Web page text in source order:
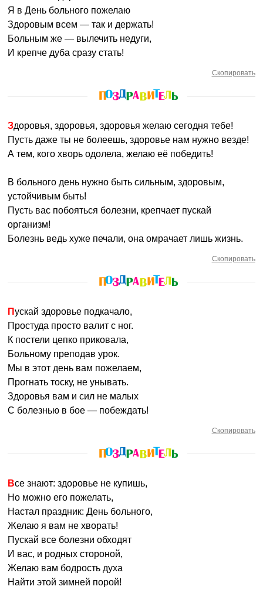
Я в День больного пожелаю
Здоровым всем — так и держать!
Больным же — вылечить недуги,
И крепче дуба сразу стать!
Скопировать
Здоровья, здоровья, здоровья желаю сегодня тебе!
Пусть даже ты не болеешь, здоровье нам нужно везде!
А тем, кого хворь одолела, желаю её победить!
В больного день нужно быть сильным, здоровым,
устойчивым быть!
Пусть вас побояться болезни, крепчает пускай
организм!
Болезнь ведь хуже печали, она омрачает лишь жизнь.
Скопировать
Пускай здоровье подкачало,
Простуда просто валит с ног.
К постели цепко приковала,
Больному преподав урок.
Мы в этот день вам пожелаем,
Прогнать тоску, не унывать.
Здоровья вам и сил не малых
С болезнью в бое — побеждать!
Скопировать
Все знают: здоровье не купишь,
Но можно его пожелать,
Настал праздник: День больного,
Желаю я вам не хворать!
Пускай все болезни обходят
И вас, и родных стороной,
Желаю вам бодрость духа
Найти этой зимней порой!